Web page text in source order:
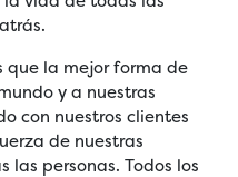
que la mejor forma de
y a nuestras
con nuestros clientes
de nuestras
las personas. Todos los